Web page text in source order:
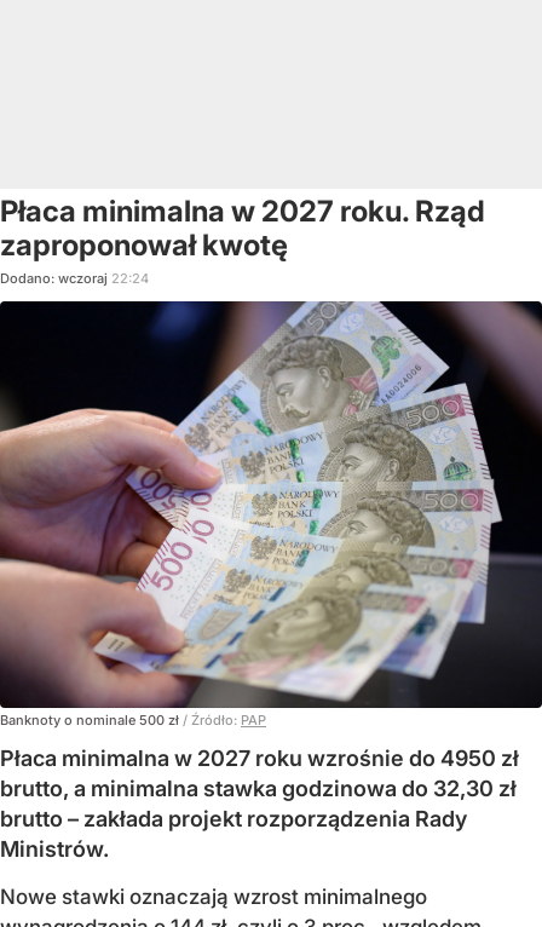
Płaca minimalna w 2027 roku. Rząd
zaproponował kwotę
Dodano: wczoraj 22:24
Banknoty o nominale 500 zł / Źródło: PAP
Płaca minimalna w 2027 roku wzrośnie do 4950 zł
brutto, a minimalna stawka godzinowa do 32,30 zł
brutto – zakłada projekt rozporządzenia Rady
Ministrów.
Nowe stawki oznaczają wzrost minimalnego